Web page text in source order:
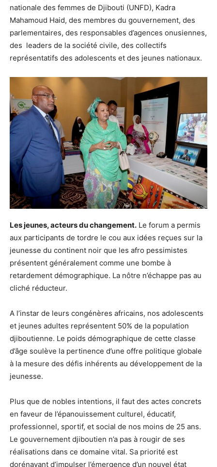
nationale des femmes de Djibouti (UNFD), Kadra
Mahamoud Haid, des membres du gouvernement, des
parlementaires, des responsables d’agences onusiennes,
des leaders de la société civile, des collectifs
représentatifs des adolescents et des jeunes nationaux.
Les jeunes, acteurs du changement. Le forum a permis
aux participants de tordre le cou aux idées reçues sur la
jeunesse du continent noir que les afro pessimistes
présentent généralement comme une bombe à
retardement démographique. La nôtre n’échappe pas au
cliché réducteur.
A l’instar de leurs congénères africains, nos adolescents
et jeunes adultes représentent 50% de la population
djiboutienne. Le poids démographique de cette classe
d’âge soulève la pertinence d’une offre politique globale
à la mesure des défis inhérents au développement de la
jeunesse.
Plus que de nobles intentions, il faut des actes concrets
en faveur de l’épanouissement culturel, éducatif,
professionnel, sportif, et social de nos moins de 25 ans.
Le gouvernement djiboutien n’a pas à rougir de ses
réalisations dans ce domaine vital. Sa priorité est
dorénavant d’impulser l’émergence d’un nouvel état